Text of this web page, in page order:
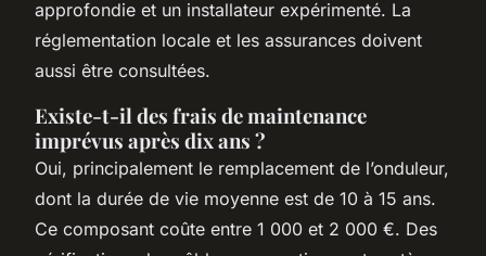
approfondie et un installateur expérimenté. La
réglementation locale et les assurances doivent
aussi être consultées.
Existe-t-il des frais de maintenance
imprévus après dix ans ?
Oui, principalement le remplacement de l’onduleur,
dont la durée de vie moyenne est de 10 à 15 ans.
Ce composant coûte entre 1 000 et 2 000 €. Des